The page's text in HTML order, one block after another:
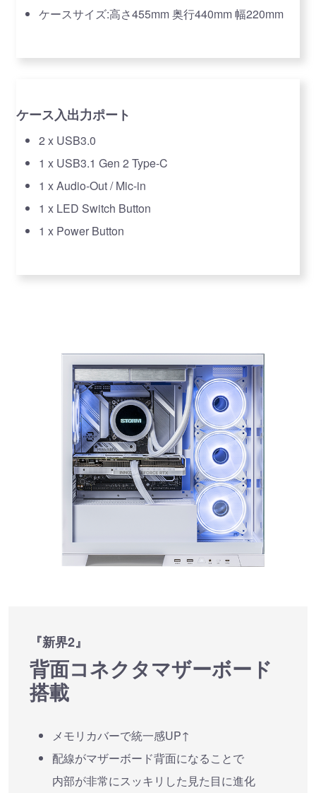
ケースサイズ:高さ455mm 奥行440mm 幅220mm
ケース入出力ポート
2 x USB3.0
1 x USB3.1 Gen 2 Type-C
1 x Audio-Out / Mic-in
1 x LED Switch Button
1 x Power Button
『新界2』
背面コネクタマザーボード
搭載
メモリカバーで統一感UP↑
配線がマザーボード背面になることで
内部が非常にスッキリした見た目に進化